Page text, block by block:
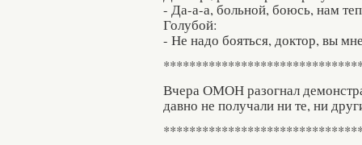
- Да-а-а, больной, боюсь, нам
Голубой:
- Не надо бояться, доктор, вы
Вчера ОМОН разогнал
давно не получали ни те, ни